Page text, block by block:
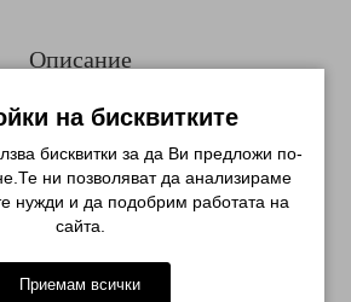
Описание
и тупиране
на бисквитките
бисквитки за да Ви предложи по-
ни позволяват да анализираме
нужди и да подобрим работата на
сайта.
Приемам всички